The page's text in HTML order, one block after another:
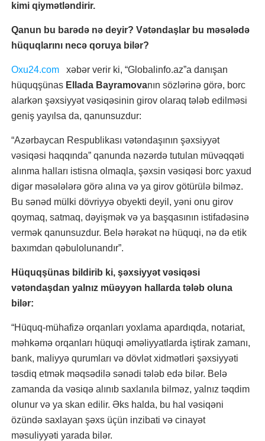
kimi qiymətləndirir.
Qanun bu barədə nə deyir? Vətəndaşlar bu məsələdə
hüquqlarını necə qoruya bilər?
Oxu24.com xəbər verir ki, “Globalinfo.az”a danışan
hüquqşünas Ellada Bayramovanın sözlərinə görə, borc
alarkən şəxsiyyət vəsiqəsinin girov olaraq tələb edilməsi
geniş yayılsa da, qanunsuzdur:
“Azərbaycan Respublikası vətəndaşının şəxsiyyət
vəsiqəsi haqqında” qanunda nəzərdə tutulan müvəqqəti
alınma halları istisna olmaqla, şəxsin vəsiqəsi borc yaxud
digər məsələlərə görə alına və ya girov götürülə bilməz.
Bu sənəd mülki dövriyyə obyekti deyil, yəni onu girov
qoymaq, satmaq, dəyişmək və ya başqasının istifadəsinə
vermək qanunsuzdur. Belə hərəkət nə hüquqi, nə də etik
baxımdan qəbulolunandır”.
Hüquqşünas bildirib ki, şəxsiyyət vəsiqəsi
vətəndaşdan yalnız müəyyən hallarda tələb oluna
bilər:
“Hüquq-mühafizə orqanları yoxlama apardıqda, notariat,
məhkəmə orqanları hüquqi əməliyyatlarda iştirak zamanı,
bank, maliyyə qurumları və dövlət xidmətləri şəxsiyyəti
təsdiq etmək məqsədilə sənədi tələb edə bilər. Belə
zamanda da vəsiqə alınıb saxlanıla bilməz, yalnız təqdim
olunur və ya skan edilir. Əks halda, bu hal vəsiqəni
özündə saxlayan şəxs üçün inzibati və cinayət
məsuliyyəti yarada bilər.